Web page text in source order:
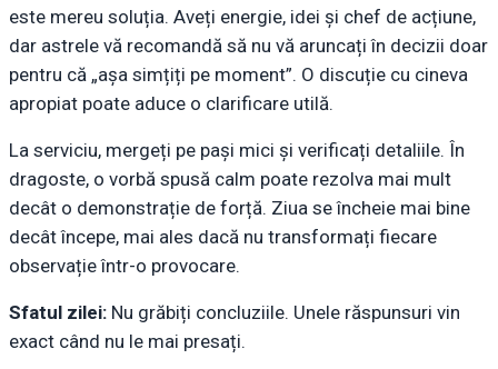
este mereu soluția. Aveți energie, idei și chef de acțiune,
dar astrele vă recomandă să nu vă aruncați în decizii doar
pentru că „așa simțiți pe moment”. O discuție cu cineva
apropiat poate aduce o clarificare utilă.
La serviciu, mergeți pe pași mici și verificați detaliile. În
dragoste, o vorbă spusă calm poate rezolva mai mult
decât o demonstrație de forță. Ziua se încheie mai bine
decât începe, mai ales dacă nu transformați fiecare
observație într-o provocare.
Sfatul zilei: Nu grăbiți concluziile. Unele răspunsuri vin
exact când nu le mai presați.